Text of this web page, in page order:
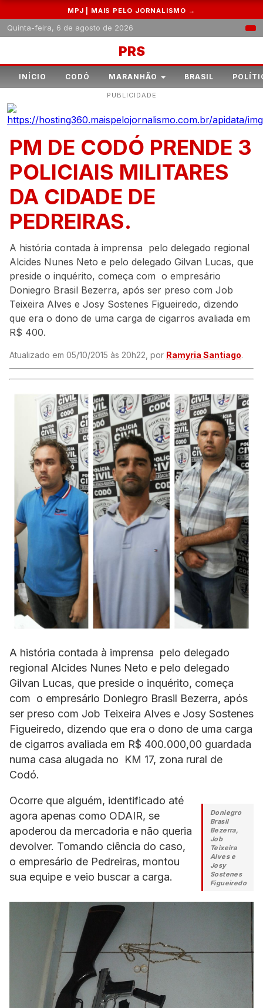
MPJ | MAIS PELO JORNALISMO →
Quinta-feira, 6 de agosto de 2026
PRS
INÍCIO CODÓ MARANHÃO BRASIL
PUBLICIDADE
PM DE CODÓ PRENDE 3
POLICIAIS MILITARES
DA CIDADE DE
PEDREIRAS.
A história contada à imprensa pelo delegado regional
Alcides Nunes Neto e pelo delegado Gilvan Lucas, que
preside o inquérito, começa com o empresário
Doniegro Brasil Bezerra, após ser preso com Job
Teixeira Alves e Josy Sostenes Figueiredo, dizendo
que era o dono de uma carga de cigarros avaliada em
R$ 400.
Atualizado em 05/10/2015 às 20h22, por Ramyria Santiago.
A história contada à imprensa pelo delegado
regional Alcides Nunes Neto e pelo delegado
Gilvan Lucas, que preside o inquérito, começa
com o empresário Doniegro Brasil Bezerra, após
ser preso com Job Teixeira Alves e Josy Sostenes
Figueiredo, dizendo que era o dono de uma carga
de cigarros avaliada em R$ 400.000,00 guardada
numa casa alugada no KM 17, zona rural de
Codó.
Doniegro
Brasil
Bezerra,
Job
Teixeira
Alves e
Josy
Sostenes
Figueiredo
Ocorre que alguém, identificado até
agora apenas como ODAIR, se
apoderou da mercadoria e não queria
devolver. Tomando ciência do caso,
o empresário de Pedreiras, montou
sua equipe e veio buscar a carga.